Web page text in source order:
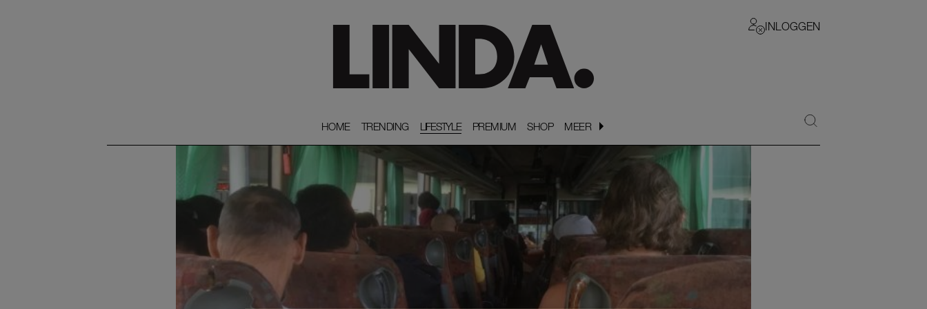
INLOGGEN
HOME
HOME TRENDING
TRENDING LIFESTYLE PREMIUM
PREMIUM SHOP
SHOP MEER
MEER